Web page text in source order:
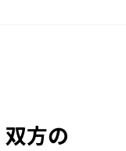
方の